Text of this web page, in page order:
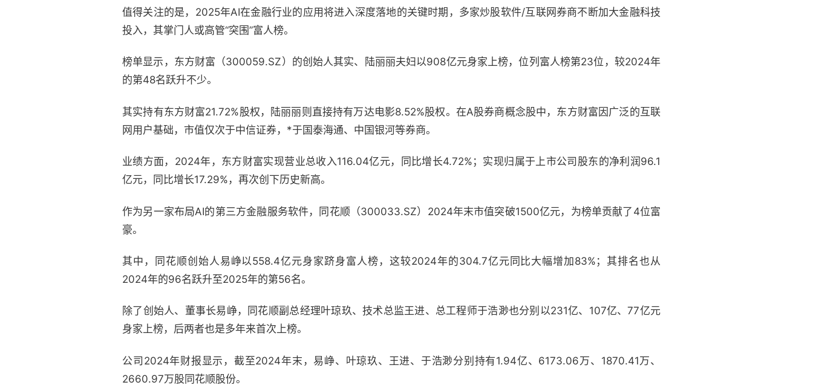
值得关注的是，2025年AI在金融行业的应用将进入深度落地的关键时期，多家炒股软件/互联网券商不断加大金融科技
投入，其掌门人或高管“突围”富人榜。
榜单显示，东方财富（300059.SZ）的创始人其实、陆丽丽夫妇以908亿元身家上榜，位列富人榜第23位，较2024年
的第48名跃升不少。
其实持有东方财富21.72%股权，陆丽丽则直接持有万达电影8.52%股权。在A股券商概念股中，东方财富因广泛的互联
网用户基础，市值仅次于中信证券，*于国泰海通、中国银河等券商。
业绩方面，2024年，东方财富实现营业总收入116.04亿元，同比增长4.72%；实现归属于上市公司股东的净利润96.1
亿元，同比增长17.29%，再次创下历史新高。
作为另一家布局AI的第三方金融服务软件，同花顺（300033.SZ）2024年末市值突破1500亿元，为榜单贡献了4位富
豪。
其中，同花顺创始人易峥以558.4亿元身家跻身富人榜，这较2024年的304.7亿元同比大幅增加83%；其排名也从
2024年的96名跃升至2025年的第56名。
除了创始人、董事长易峥，同花顺副总经理叶琼玖、技术总监王进、总工程师于浩渺也分别以231亿、107亿、77亿元
身家上榜，后两者也是多年来首次上榜。
公司2024年财报显示，截至2024年末，易峥、叶琼玖、王进、于浩渺分别持有1.94亿、6173.06万、1870.41万、
2660.97万股同花顺股份。